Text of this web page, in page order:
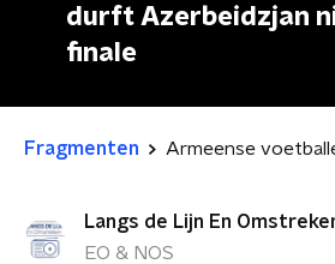
durft Azerbeidzjan
finale
Fragmenten
Langs de Lijn En
EO & NOS